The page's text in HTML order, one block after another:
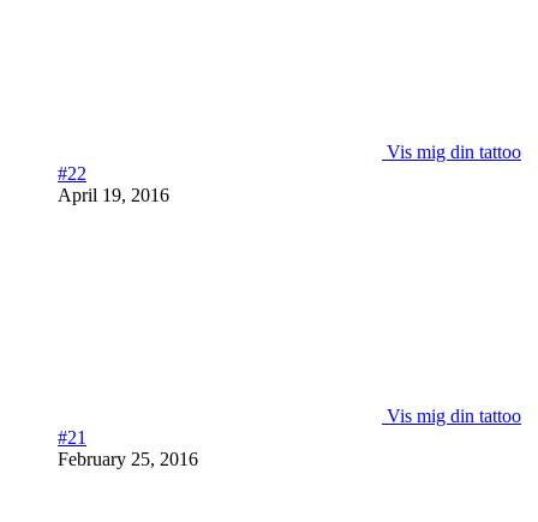
Vis mig din tattoo
#22
April 19, 2016
Vis mig din tattoo
#21
February 25, 2016